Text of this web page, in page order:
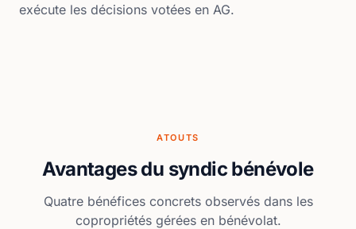
exécute les décisions votées en AG.
ATOUTS
Avantages du syndic bénévole
Quatre bénéfices concrets observés dans les
copropriétés gérées en bénévolat.